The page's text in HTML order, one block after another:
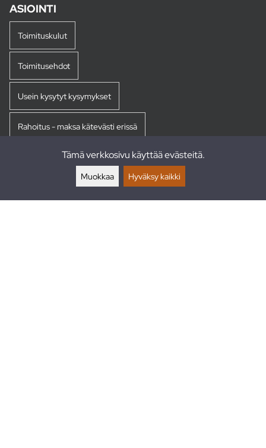
ASIOINTI
Toimituskulut
Toimitusehdot
Usein kysytyt kysymykset
Rahoitus - maksa kätevästi erissä
Tämä verkkosivu käyttää evästeitä.
Muokkaa Hyväksy kaikki